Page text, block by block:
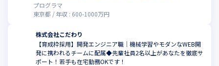
プログラマ
東京都
年収 : 600-1000万円
株式会社こだわり
【育成枠採用】開発エンジニア職｜機械学習やモダンなWEB開
発に携われるチームに配属◆先輩社員2名以上があなたを徹底サ
ポート！若手も在宅勤務OKです！